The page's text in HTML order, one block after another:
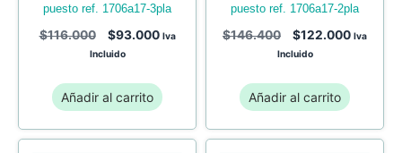
puesto ref. 1706a17-3pla
$116.000 $93.000 Iva
Incluido
Añadir al carrito
puesto ref. 1706a17-2pla
$146.400 $122.000 Iva
Incluido
Añadir al carrito